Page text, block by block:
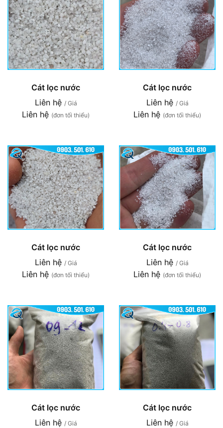
Cát lọc nước
Liên hệ / Giá
Liên hệ (đơn tối thiểu)
Cát lọc nước
Liên hệ / Giá
Liên hệ (đơn tối thiểu)
Cát lọc nước
Liên hệ / Giá
Liên hệ (đơn tối thiểu)
Cát lọc nước
Liên hệ / Giá
Liên hệ (đơn tối thiểu)
Cát lọc nước
Liên hệ / Giá
Cát lọc nước
Liên hệ / Giá